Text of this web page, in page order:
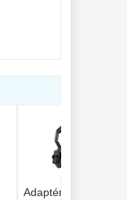
Adaptér na chytré